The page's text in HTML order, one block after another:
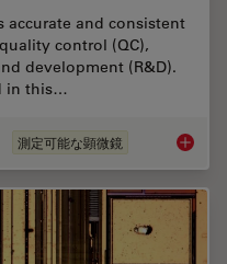
accurate and consistent
control (QC),
development (R&D).
in this…
測定可能な顕微鏡